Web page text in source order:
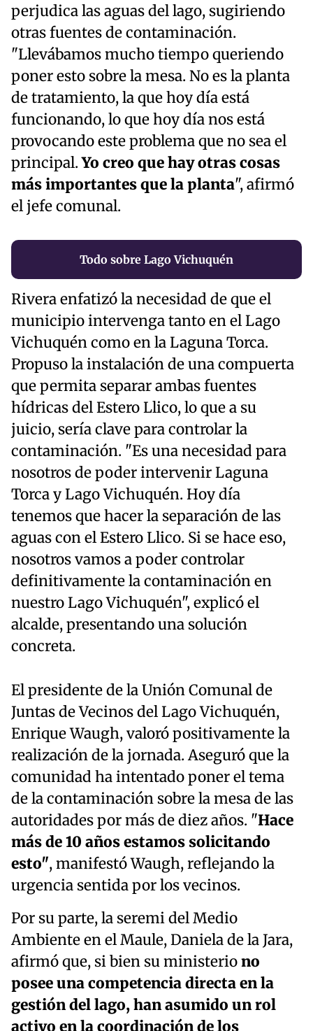
perjudica las aguas del lago, sugiriendo
otras fuentes de contaminación.
"Llevábamos mucho tiempo queriendo
poner esto sobre la mesa. No es la planta
de tratamiento, la que hoy día está
funcionando, lo que hoy día nos está
provocando este problema que no sea el
principal.Yo creo que hay otras cosas
más importantes que la planta", afirmó
el jefe comunal.
Todo sobre Lago Vichuquén
Rivera enfatizó la necesidad de que el
municipio intervenga tanto en el Lago
Vichuquén como en la Laguna Torca.
Propuso la instalación de una compuerta
que permita separar ambas fuentes
hídricas del Estero Llico, lo que a su
juicio, sería clave para controlar la
contaminación. "Es una necesidad para
nosotros de poder intervenir Laguna
Torca y Lago Vichuquén. Hoy día
tenemos que hacer la separación de las
aguas con el Estero Llico. Si se hace eso,
nosotros vamos a poder controlar
definitivamente la contaminación en
nuestro Lago Vichuquén", explicó el
alcalde, presentando una solución
concreta.
El presidente de la Unión Comunal de
Juntas de Vecinos del Lago Vichuquén,
Enrique Waugh, valoró positivamente la
realización de la jornada. Aseguró que la
comunidad ha intentado poner el tema
de la contaminación sobre la mesa de las
autoridades por más de diez años. "Hace
más de 10 años estamos solicitando
esto", manifestó Waugh, reflejando la
urgencia sentida por los vecinos.
Por su parte, la seremi del Medio
Ambiente en el Maule, Daniela de la Jara,
afirmó que, si bien su ministeriono
posee una competencia directa en la
gestión del lago, han asumido un rol
activo en la coordinación de los